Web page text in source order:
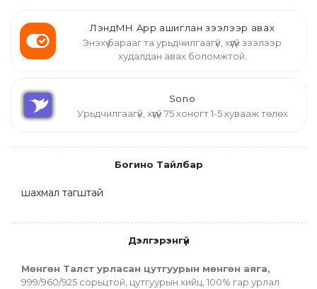
ЛэндМН App ашиглан зээлээр авах
Энэхүү барааг та урьдчилгаагүй, хүүгүй зээлээр
худалдан авах боломжтой.
Sono
Урьдчилгаагүй, хүүгүй 75 хоногт 1-5 хувааж төлөх
Богино Тайлбар
шахмал тагштай
Дэлгэрэнгүй
999/960/925 сорьцтой, цутгуурын хийц, 100% гар урлал